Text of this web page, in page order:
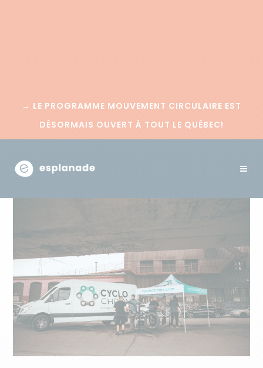
→ LE PROGRAMME MOUVEMENT CIRCULAIRE EST
DÉSORMAIS OUVERT À TOUT LE QUÉBEC!